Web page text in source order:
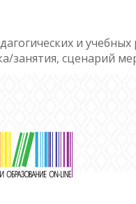
и
занятия, сценарий